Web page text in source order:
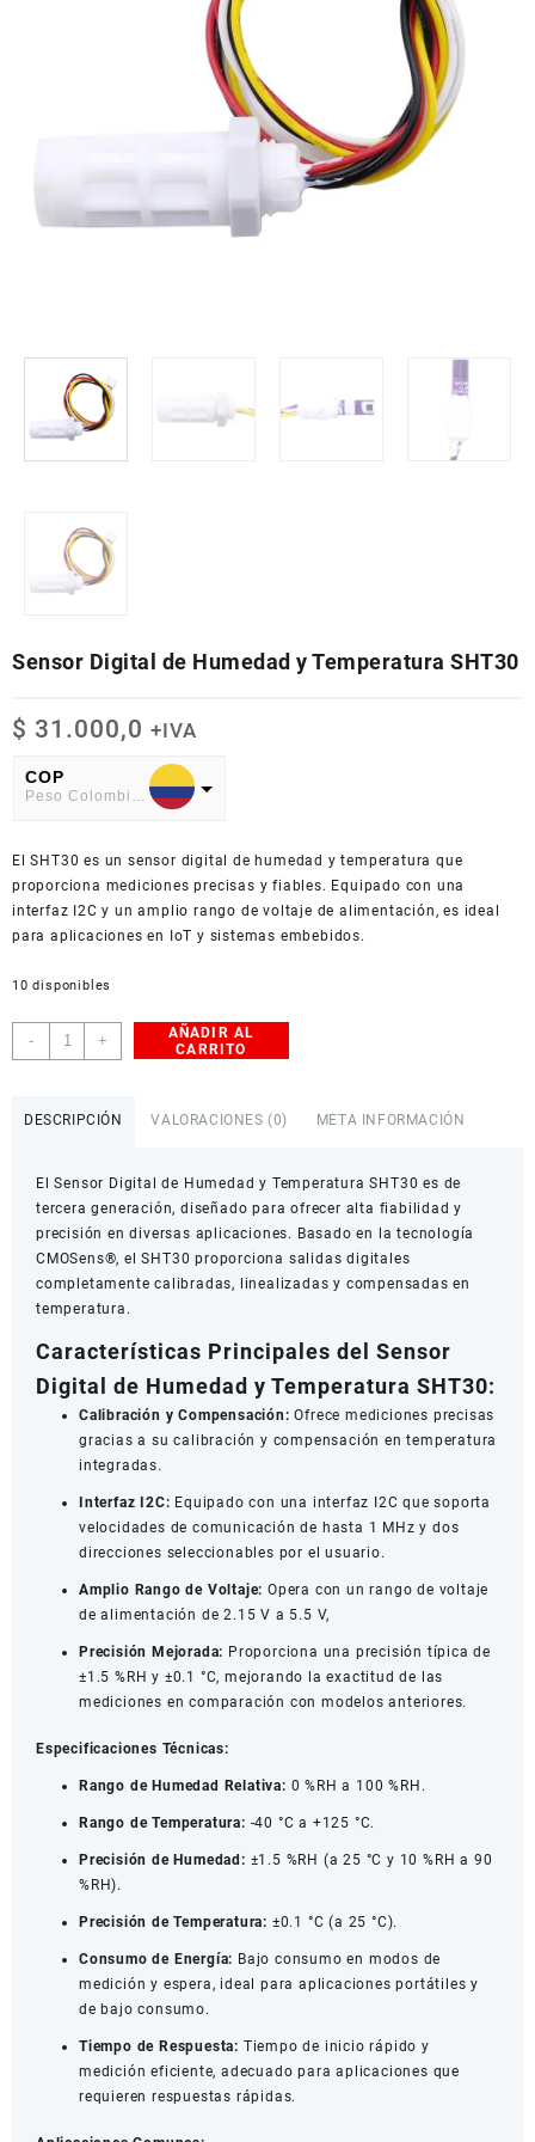
Sensor Digital de Humedad y Temperatura SHT30
$ 31.000,0 +IVA
COP
Peso Colombiano
American Dollar
El SHT30 es un sensor digital de humedad y temperatura que
proporciona mediciones precisas y fiables. Equipado con una
interfaz I2C y un amplio rango de voltaje de alimentación, es ideal
para aplicaciones en IoT y sistemas embebidos.
10 disponibles
-
Sensor
Digital
Humedad
SHT30
cantidad
+
AÑADIR AL
CARRITO
DESCRIPCIÓN VALORACIONES (0) META INFORMACIÓN
El Sensor Digital de Humedad y Temperatura SHT30 es de
tercera generación, diseñado para ofrecer alta fiabilidad y
precisión en diversas aplicaciones. Basado en la tecnología
CMOSens®, el SHT30 proporciona salidas digitales
completamente calibradas, linealizadas y compensadas en
temperatura.
Características Principales del Sensor
Digital de Humedad y Temperatura SHT30:
Calibración y Compensación: Ofrece mediciones precisas
gracias a su calibración y compensación en temperatura
integradas.
Interfaz I2C: Equipado con una interfaz I2C que soporta
velocidades de comunicación de hasta 1 MHz y dos
direcciones seleccionables por el usuario.
Amplio Rango de Voltaje: Opera con un rango de voltaje
de alimentación de 2.15 V a 5.5 V,
Precisión Mejorada: Proporciona una precisión típica de
±1.5 %RH y ±0.1 °C, mejorando la exactitud de las
mediciones en comparación con modelos anteriores.
Especificaciones Técnicas:
Rango de Humedad Relativa: 0 %RH a 100 %RH.
Rango de Temperatura: -40 °C a +125 °C.
Precisión de Humedad: ±1.5 %RH (a 25 °C y 10 %RH a 90
%RH).
Precisión de Temperatura: ±0.1 °C (a 25 °C).
Consumo de Energía: Bajo consumo en modos de
medición y espera, ideal para aplicaciones portátiles y
de bajo consumo.
Tiempo de Respuesta: Tiempo de inicio rápido y
medición eficiente, adecuado para aplicaciones que
requieren respuestas rápidas.